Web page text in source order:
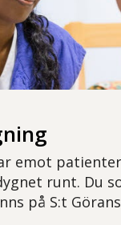
emot
runt. Du
på S:t